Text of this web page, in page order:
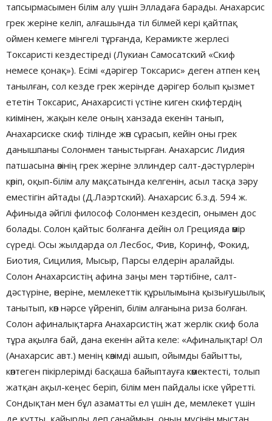
тапсырмасымен білім алу үшін Элладаға барады. Анахарсис
грек жеріне келіп, алғашында тіл білмей кері қайтпақ
оймен кемеге мінгелі тұрғанда, Керамикте жерлесі
Токсаристі кездестіреді (Лукиан Самосатский «Скиф
немесе қонақ»). Есімі «дәрігер Токсарис» деген атпен кең
танылған, сол кезде грек жерінде дәрігер болып қызмет
ететін Токсарис, Анахарсисті үстіне киген скифтердің
киімінен, жақын келе оның ханзада екенін танып,
Анахарсиске скиф тілінде жөн сұрасып, кейін оны грек
данышпаны Солонмен таныстырған. Анахарсис Лидия
патшасына өзінің грек жеріне эллиндер салт-дәстүрлерін
көріп, оқып-білім алу мақсатында келгенін, асыл тасқа зәру
еместігін айтады (Д.Лаэртский). Анахарсис б.з.д. 594 ж.
Афиныда әйгілі философ Солонмен кездесіп, онымен дос
болады. Солон қайтыс болғанға дейін ол Грецияда өмір
сүреді. Осы жылдарда ол Лесбос, Фив, Коринф, Фокид,
Биотия, Сицилия, Мысыр, Парсы елдерін аралайды.
Солон Анахарсистің афина заңы мен тәртібіне, салт-
дәстүріне, өнеріне, мемлекеттік құрылымына қызығушылық
танытып, көп нәрсе үйреніп, білім алғанына риза болған.
Солон афиналықтарға Анахарсистің жат жерлік скиф бола
тұра ақылға бай, дана екенін айта келе: «Афиналықтар! Ол
(Анахарсис авт.) менің көзімді ашып, ойымды байытты,
көптеген пікірлерімді басқаша байыптауға көмектесті, толып
жатқан ақыл-кеңес беріп, білім мен пайдалы іске үйретті.
Сондықтан мен бұл азаматты ел үшін де, мемлекет үшін
де құтты, қайырлы деп санаймын, оның мүсінін мыстан